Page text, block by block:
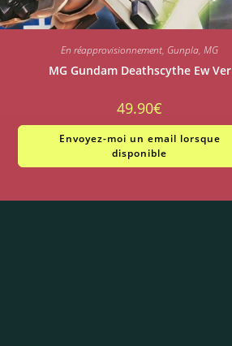
En réapprovisionnement, Gunpla,MG
MG Gundam Deathscythe Ew Ver
49.90€
Envoyez-moi un email lorsque
disponible